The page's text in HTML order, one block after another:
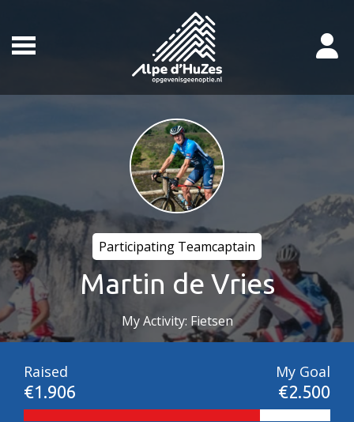
Participating Teamcaptain
Martin de Vries
My Activity: Fietsen
Raised
€1.906
My Goal
€2.500